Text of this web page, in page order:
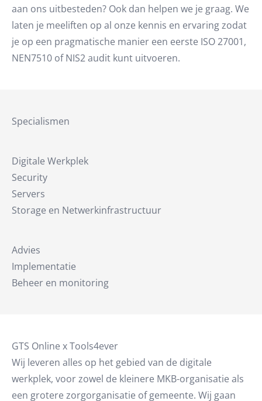
aan ons uitbesteden? Ook dan helpen we je graag. We
laten je meeliften op al onze kennis en ervaring zodat
je op een pragmatische manier een eerste ISO 27001,
NEN7510 of NIS2 audit kunt uitvoeren.
Specialismen
Digitale Werkplek
Security
Servers
Storage en Netwerkinfrastructuur
Advies
Implementatie
Beheer en monitoring
GTS Online x Tools4ever
Wij leveren alles op het gebied van de digitale
werkplek, voor zowel de kleinere MKB-organisatie als
een grotere zorgorganisatie of gemeente. Wij gaan